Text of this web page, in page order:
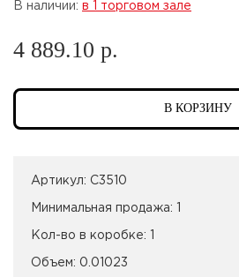
В наличии: в 1 торговом зале
4 889.10 р.
В КОРЗИНУ
Артикул: С3510
Минимальная продажа:
Кол-во в коробке:
Объем: 0.01023